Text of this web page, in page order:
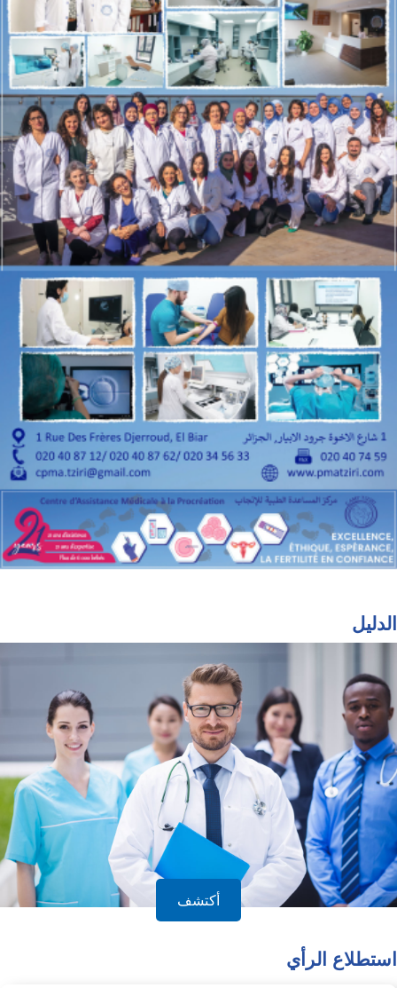
الدليل
أكتشف
استطلاع الرأي